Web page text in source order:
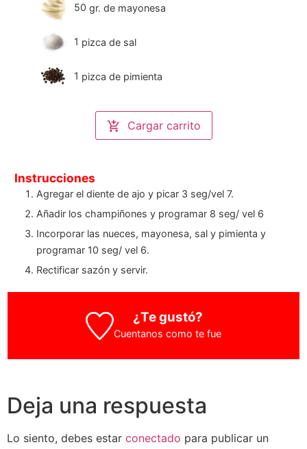
50 gr. de mayonesa
1 pizca de sal
1 pizca de pimienta
Cargar carrito
Instrucciones
Agregar el diente de ajo y picar 3 seg/vel 7.
Añadir los champiñones y programar 8 seg/ vel 6
Incorporar las nueces, mayonesa, sal y pimienta y
programar 10 seg/ vel 6.
Rectificar sazón y servir.
¿Te gustó?
Cuentanos como te fue
Deja una respuesta
Lo siento, debes estar conectado para publicar un